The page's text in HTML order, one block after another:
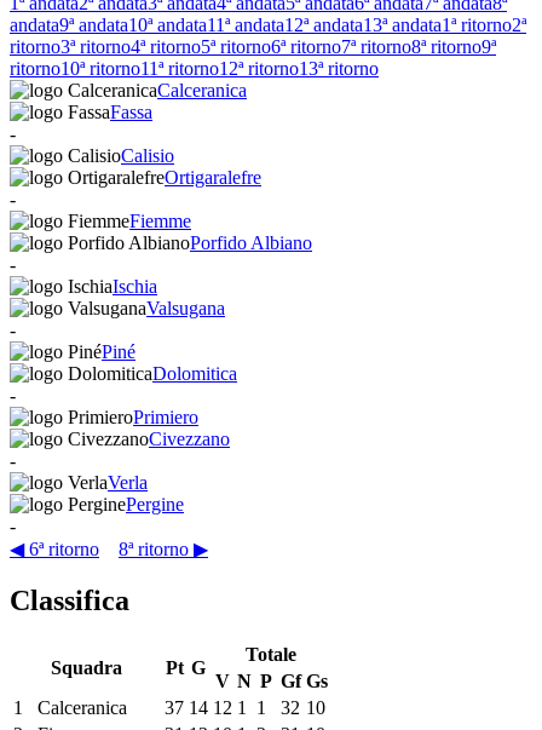
andata9ª andata10ª andata11ª andata12ª andata13ª andata1ª ritorno2ª
ritorno3ª ritorno4ª ritorno5ª ritorno6ª ritorno7ª ritorno8ª ritorno9ª
ritorno10ª ritorno11ª ritorno12ª ritorno13ª ritorno
Calceranica
Fassa
-
Calisio
Ortigaralefre
-
Fiemme
Porfido Albiano
-
Ischia
Valsugana
-
Piné
Dolomitica
-
Primiero
Civezzano
-
Verla
Pergine
-
◀ 6ª ritorno
8ª ritorno ▶
Classifica
Squadra Pt G
Totale
V N P Gf Gs
1
Calceranica 37 14 12 1 1 32 10